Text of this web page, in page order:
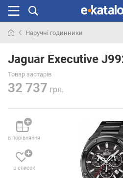
раніше
Наручні годинники
Jaguar Executive
Товар застарів
32 737 грн.
в порівняння
в список